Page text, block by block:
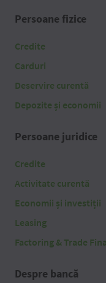
Persoane fizice
Credite
Carduri
Deservire curentă
Depozite și economii
Persoane juridice
Credite
Activitate curentă
Economii și investiții
Leasing
Factoring & Trade
Despre bancă